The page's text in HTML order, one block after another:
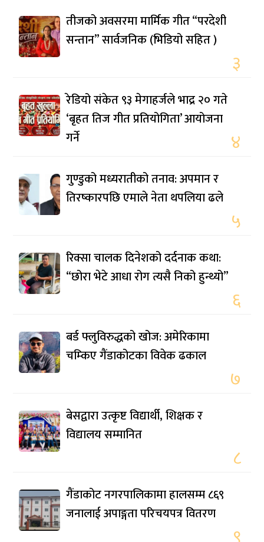
तीजको अवसरमा मार्मिक गीत “परदेशी
सन्तान” सार्वजनिक (भिडियो सहित )
३
रेडियो संकेत ९३ मेगाहर्जले भाद्र २० गते
‘बृहत तिज गीत प्रतियोगिता’ आयोजना
गर्ने
४
गुण्डुको मध्यरातीको तनाव: अपमान र
तिरष्कारपछि एमाले नेता थपलिया ढले
५
रिक्सा चालक दिनेशको दर्दनाक कथा:
“छोरा भेटे आधा रोग त्यसै निको हुन्थ्यो”
६
बर्ड फ्लुविरुद्धको खोज: अमेरिकामा
चम्किए गैंडाकोटका विवेक ढकाल
७
बेसद्वारा उत्कृष्ट विद्यार्थी, शिक्षक र
विद्यालय सम्मानित
८
गैंडाकोट नगरपालिकामा हालसम्म ८६९
जनालाई अपाङ्गता परिचयपत्र वितरण